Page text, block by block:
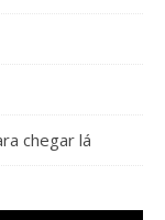
chegar lá